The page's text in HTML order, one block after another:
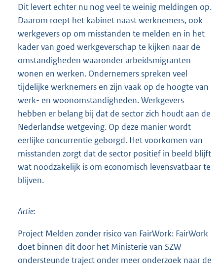
Dit levert echter nu nog veel te weinig meldingen op.
Daarom roept het kabinet naast werknemers, ook
werkgevers op om misstanden te melden en in het
kader van goed werkgeverschap te kijken naar de
omstandigheden waaronder arbeidsmigranten
wonen en werken. Ondernemers spreken veel
tijdelijke werknemers en zijn vaak op de hoogte van
werk- en woonomstandigheden. Werkgevers
hebben er belang bij dat de sector zich houdt aan de
Nederlandse wetgeving. Op deze manier wordt
eerlijke concurrentie geborgd. Het voorkomen van
misstanden zorgt dat de sector positief in beeld blijft
wat noodzakelijk is om economisch levensvatbaar te
blijven.
Actie:
Project Melden zonder risico van FairWork: FairWork
doet binnen dit door het Ministerie van SZW
ondersteunde traject onder meer onderzoek naar de